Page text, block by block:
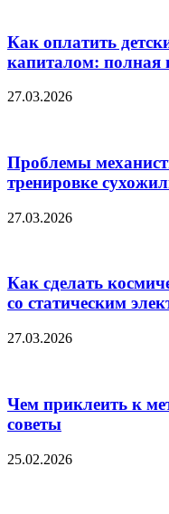
Как оплатить
капиталом: полная
27.03.2026
Проблемы
тренировке
27.03.2026
Как сделать
со статическим
27.03.2026
Чем приклеить к
советы
25.02.2026